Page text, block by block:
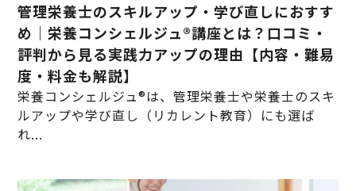
管理栄養士のスキルアップ・学び直しにおすす
め｜栄養コンシェルジュ®講座とは？口コミ・
評判から見る実践力アップの理由【内容・難易
度・料金も解説】
栄養コンシェルジュ®は、管理栄養士や栄養士のスキ
ルアップや学び直し（リカレント教育）にも選ば
れ...